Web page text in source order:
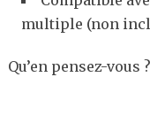
multiple (non
Qu’en pensez-